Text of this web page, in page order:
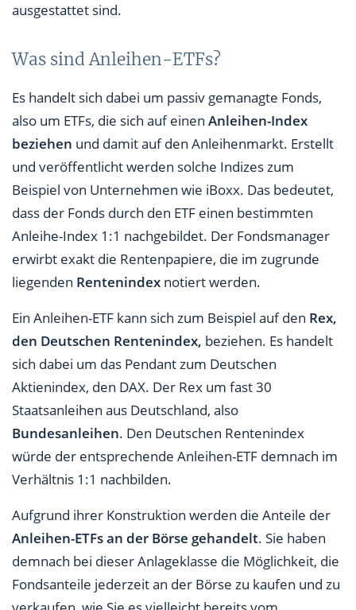
ausgestattet sind.
Was sind Anleihen-ETFs?
Es handelt sich dabei um passiv gemanagte Fonds,
also um ETFs, die sich auf einen Anleihen-Index
beziehen und damit auf den Anleihenmarkt. Erstellt
und veröffentlicht werden solche Indizes zum
Beispiel von Unternehmen wie iBoxx. Das bedeutet,
dass der Fonds durch den ETF einen bestimmten
Anleihe-Index 1:1 nachgebildet. Der Fondsmanager
erwirbt exakt die Rentenpapiere, die im zugrunde
liegenden Rentenindex notiert werden.
Ein Anleihen-ETF kann sich zum Beispiel auf den Rex,
den Deutschen Rentenindex, beziehen. Es handelt
sich dabei um das Pendant zum Deutschen
Aktienindex, den DAX. Der Rex um fast 30
Staatsanleihen aus Deutschland, also
Bundesanleihen. Den Deutschen Rentenindex
würde der entsprechende Anleihen-ETF demnach im
Verhältnis 1:1 nachbilden.
Aufgrund ihrer Konstruktion werden die Anteile der
Anleihen-ETFs an der Börse gehandelt. Sie haben
demnach bei dieser Anlageklasse die Möglichkeit, die
Fondsanteile jederzeit an der Börse zu kaufen und zu